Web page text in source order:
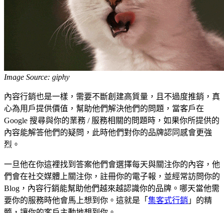
Image Source: giphy
內容行銷也是一樣，需要不斷創建高質量，且不過度推銷，真
心為用戶提供價值，幫助他們解決他們的問題，當客戶在
Google 搜尋與你的業務 / 服務相關的問題時，如果你所提供的
內容能解答他們的疑問，此時他們對你的品牌認同感會更強
烈。
一旦他在你這裡找到答案他們會選擇每天與關注你的內容，他
們會在社交媒體上關注你，註冊你的電子報，並經常訪問你的
Blog，內容行銷能幫助他們越來越認識你的品牌。哪天當他需
要你的服務時他會馬上想到你。這就是「 集客式行銷 」的精